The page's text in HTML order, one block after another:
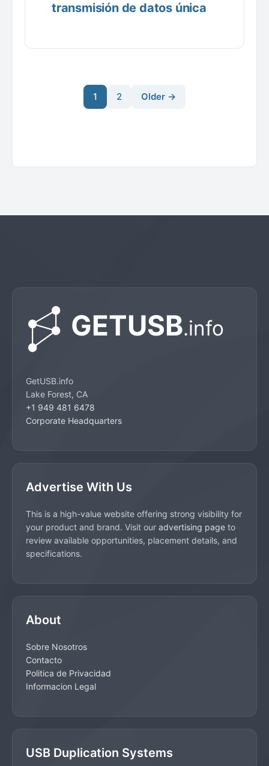
transmisión de datos única
1 2 Older →
GetUSB.info
Lake Forest, CA
+1 949 481 6478
Corporate Headquarters
Advertise With Us
This is a high-value website offering strong visibility for
your product and brand. Visit our advertising page to
review available opportunities, placement details, and
specifications.
About
Sobre Nosotros
Contacto
Politica de Privacidad
Informacion Legal
USB Duplication Systems